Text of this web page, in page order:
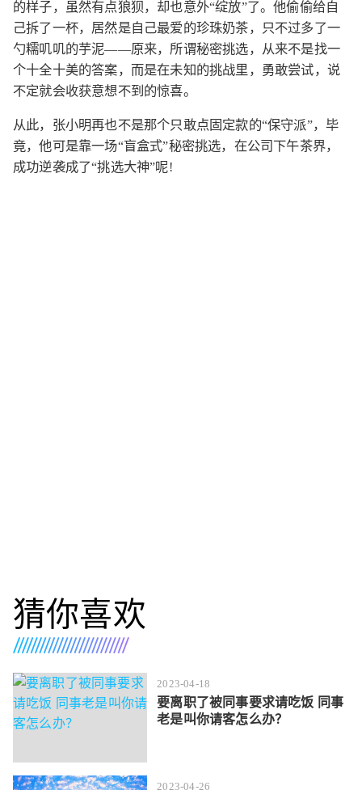
的样子，虽然有点狼狈，却也意外“绽放”了。他偷偷给自
己拆了一杯，居然是自己最爱的珍珠奶茶，只不过多了一
勺糯叽叽的芋泥——原来，所谓秘密挑选，从来不是找一
个十全十美的答案，而是在未知的挑战里，勇敢尝试，说
不定就会收获意想不到的惊喜。
从此，张小明再也不是那个只敢点固定款的“保守派”，毕
竟，他可是靠一场“盲盒式”秘密挑选，在公司下午茶界，
成功逆袭成了“挑选大神”呢!
猜你喜欢
2023-04-18
要离职了被同事要求请吃饭 同事
老是叫你请客怎么办？
2023-04-26